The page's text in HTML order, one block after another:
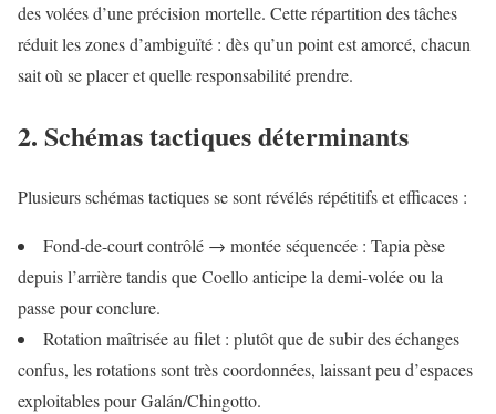
des volées d’une précision mortelle. Cette répartition des tâches
réduit les zones d’ambiguïté : dès qu’un point est amorcé, chacun
sait où se placer et quelle responsabilité prendre.
2. Schémas tactiques déterminants
Plusieurs schémas tactiques se sont révélés répétitifs et efficaces :
Fond-de-court contrôlé → montée séquencée : Tapia pèse
depuis l’arrière tandis que Coello anticipe la demi-volée ou la
passe pour conclure.
Rotation maîtrisée au filet : plutôt que de subir des échanges
confus, les rotations sont très coordonnées, laissant peu d’espaces
exploitables pour Galán/Chingotto.